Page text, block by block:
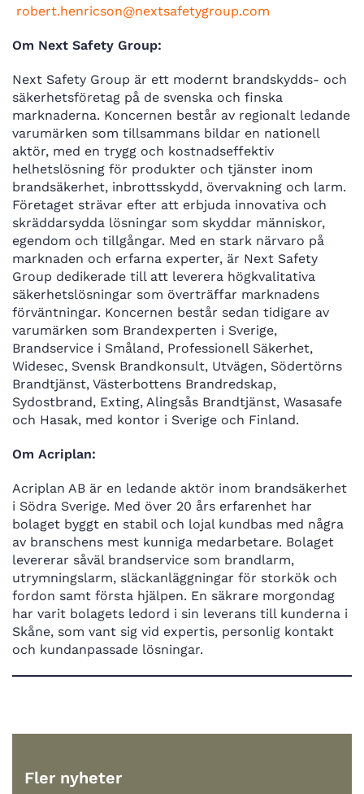
robert.henricson@nextsafetygroup.com
Om Next Safety Group:
Next Safety Group är ett modernt brandskydds- och
säkerhetsföretag på de svenska och finska
marknaderna. Koncernen består av regionalt ledande
varumärken som tillsammans bildar en nationell
aktör, med en trygg och kostnadseffektiv
helhetslösning för produkter och tjänster inom
brandsäkerhet, inbrottsskydd, övervakning och larm.
Företaget strävar efter att erbjuda innovativa och
skräddarsydda lösningar som skyddar människor,
egendom och tillgångar. Med en stark närvaro på
marknaden och erfarna experter, är Next Safety
Group dedikerade till att leverera högkvalitativa
säkerhetslösningar som överträffar marknadens
förväntningar. Koncernen består sedan tidigare av
varumärken som Brandexperten i Sverige,
Brandservice i Småland, Professionell Säkerhet,
Widesec, Svensk Brandkonsult, Utvägen, Södertörns
Brandtjänst, Västerbottens Brandredskap,
Sydostbrand, Exting, Alingsås Brandtjänst, Wasasafe
och Hasak, med kontor i Sverige och Finland.
Om Acriplan:
Acriplan AB är en ledande aktör inom brandsäkerhet
i Södra Sverige. Med över 20 års erfarenhet har
bolaget byggt en stabil och lojal kundbas med några
av branschens mest kunniga medarbetare. Bolaget
levererar såväl brandservice som brandlarm,
utrymningslarm, släckanläggningar för storkök och
fordon samt första hjälpen. En säkrare morgondag
har varit bolagets ledord i sin leverans till kunderna i
Skåne, som vant sig vid expertis, personlig kontakt
och kundanpassade lösningar.
Fler nyheter